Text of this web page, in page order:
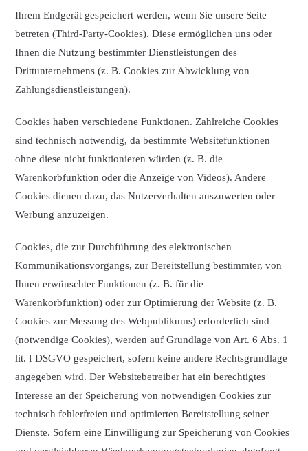
Ihrem Endgerät gespeichert werden, wenn Sie unsere Seite
betreten (Third-Party-Cookies). Diese ermöglichen uns oder
Ihnen die Nutzung bestimmter Dienstleistungen des
Drittunternehmens (z. B. Cookies zur Abwicklung von
Zahlungsdienstleistungen).
Cookies haben verschiedene Funktionen. Zahlreiche Cookies
sind technisch notwendig, da bestimmte Websitefunktionen
ohne diese nicht funktionieren würden (z. B. die
Warenkorbfunktion oder die Anzeige von Videos). Andere
Cookies dienen dazu, das Nutzerverhalten auszuwerten oder
Werbung anzuzeigen.
Cookies, die zur Durchführung des elektronischen
Kommunikationsvorgangs, zur Bereitstellung bestimmter, von
Ihnen erwünschter Funktionen (z. B. für die
Warenkorbfunktion) oder zur Optimierung der Website (z. B.
Cookies zur Messung des Webpublikums) erforderlich sind
(notwendige Cookies), werden auf Grundlage von Art. 6 Abs. 1
lit. f DSGVO gespeichert, sofern keine andere Rechtsgrundlage
angegeben wird. Der Websitebetreiber hat ein berechtigtes
Interesse an der Speicherung von notwendigen Cookies zur
technisch fehlerfreien und optimierten Bereitstellung seiner
Dienste. Sofern eine Einwilligung zur Speicherung von Cookies